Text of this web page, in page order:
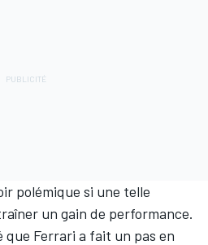
polémique si une telle
un gain de performance.
que Ferrari a fait un pas en